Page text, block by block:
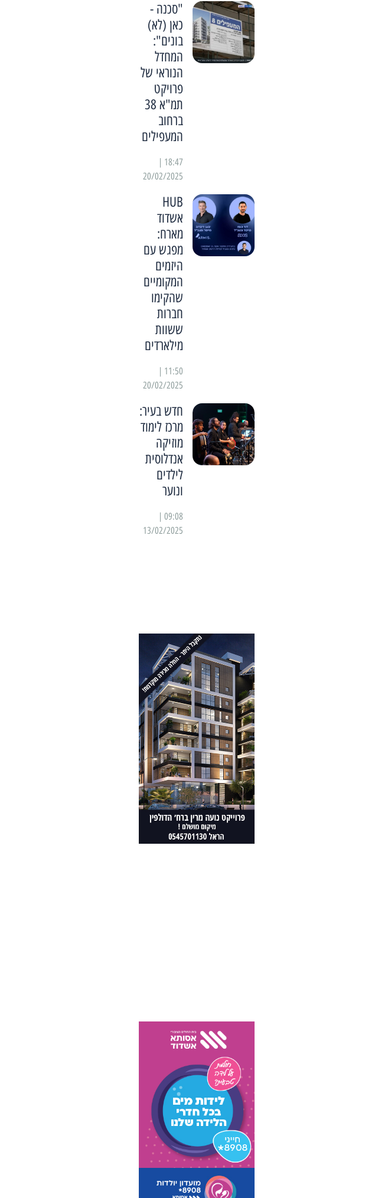
"סכנה -
כאן (לא)
בונים":
המחדל
הנוראי של
פרויקט
תמ"א 38
ברחוב
המעפילים
20/02/2025
HUB
אשדוד
מארח:
מפגש עם
היזמים
המקומיים
שהקימו
חברות
ששוות
מילארדים
20/02/2025
חדש בעיר:
מרכז לימוד
מוזיקה
אנדלוסית
לילדים
ונוער
13/02/2025